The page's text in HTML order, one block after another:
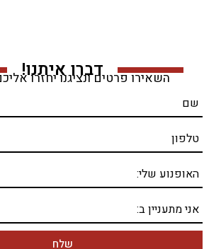
דברו איתנו!
השאירו פרטים ונציגנו יחזרו
שם
טלפון
האופנוע שלי:
אני מתעניין ב:
שלח